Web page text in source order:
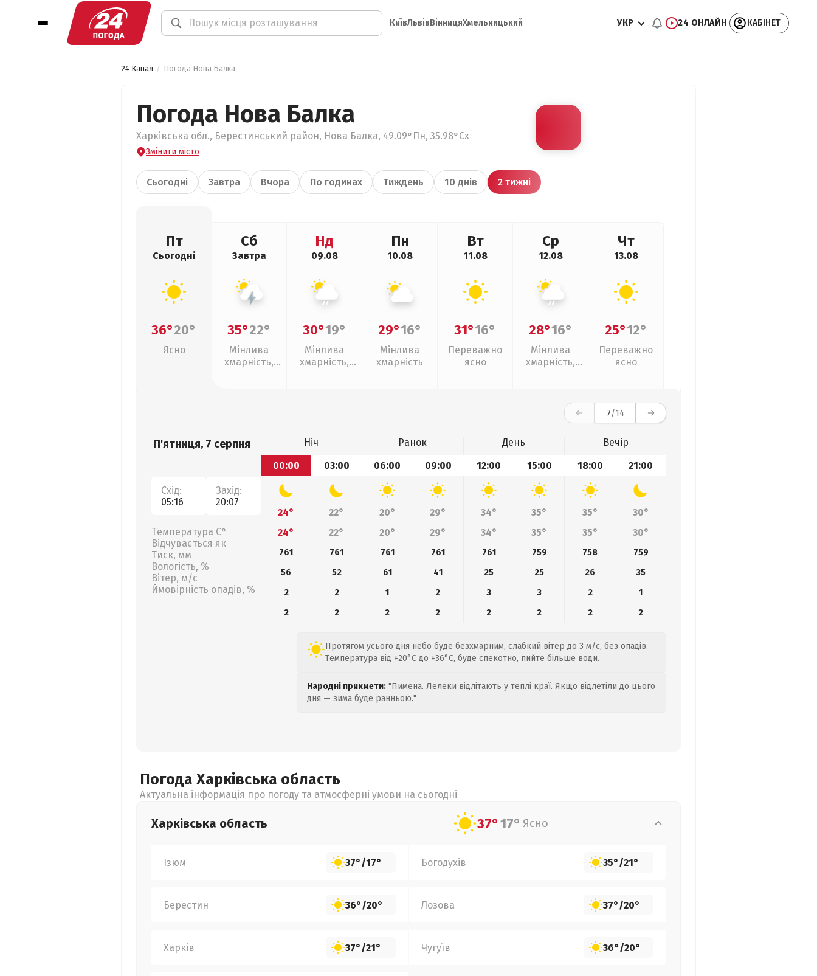
КиївЛьвівВінницяХмельницький УКР 24 ОНЛАЙН КАБІНЕТ
24 Канал Погода Нова Балка
Погода Нова Балка
Харківська обл., Берестинський район, Нова Балка, 49.09°Пн, 35.98°Сх
Змінити місто
Сьогодні Завтра Вчора По годинах Тиждень 10 днів 2 тижні
Пт
Сьогодні
36°20°
Ясно
Сб
Завтра
35°22°
Мінлива
хмарність,
Нд
09.08
30°19°
Мінлива
хмарність,
Пн
10.08
29°16°
Мінлива
хмарність
Вт
11.08
31°16°
Переважно
ясно
Ср
12.08
28°16°
Мінлива
хмарність,
Чт
13.08
25°12°
Переважно
ясно
7/14
П'ятниця, 7 серпня
Схід:
05:16
Захід:
20:07
Температура С°
Відчувається як
Тиск, мм
Вологість, %
Вітер, м/с
Ймовірність опадів, %
Ніч Ранок День
Вечір
00:00
03:00 06:00 09:00 12:00 15:00 18:00 21:00
24° 22° 20° 29° 34° 35° 35°
30°
24°
22° 20° 29° 34° 35° 35° 30°
761 761 761 761 761 759 758
759
56
52 61 41 25 25 26
35
2
2 1 2 3 3 2
1
2
2 2 2 2 2 2 2
Протягом усього дня небо буде безхмарним, слабкий вітер до 3 м/с, без опадів.
Температура від +20°C до +36°C, буде спекотно, пийте більше води.
Народні прикмети: "Пимена. Лелеки відлітають у теплі краї. Якщо відлетіли до цього
дня — зима буде ранньою."
Погода Харківська область
Актуальна інформація про погоду та атмосферні умови на сьогодні
Харківська область 37°17° Ясно
Ізюм 37°/17° Богодухів 35°/21°
Берестин 36°/20° Лозова 37°/20°
Харків 37°/21° Чугуїв 36°/20°